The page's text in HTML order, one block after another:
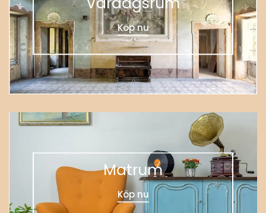
Köp nu
Matrum
Köp nu